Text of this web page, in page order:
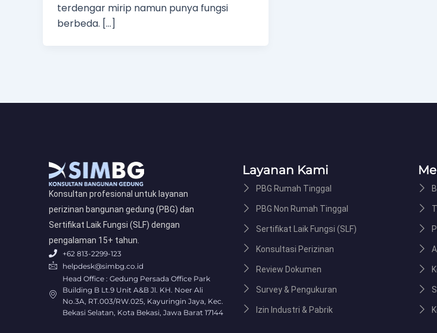
terdengar mirip namun punya fungsi
berbeda. […]
Konsultan profesional untuk layanan
perizinan bangunan gedung (PBG) dan
Sertifikat Laik Fungsi (SLF) dengan
pengalaman 15+ tahun.
+62 813-2299-123
helpdesk@simbg.co.id
Head Office : Gedung Persada Office Park
Building B Lt.9 Unit A&B Jl. KH. Noer Ali
No.3A, RT.003/RW.025, Kayuringin Jaya, Kec.
Bekasi Selatan, Kota Bekasi, Jawa Barat 17144
Layanan Kami
PBG Rumah Tinggal
PBG Non Rumah Tinggal
Sertifikat Laik Fungsi (SLF)
Konsultasi Perizinan
Review Dokumen
Survey & Pengukuran
Izin Industri & Pabrik